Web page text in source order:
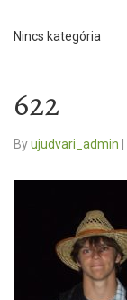
Nincs kategória
622
Byujudvari_admin